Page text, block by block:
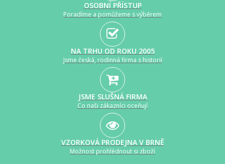
OSOBNÍ PŘÍSTUP
Poradíme a pomůžeme s výběrem
NA TRHU OD ROKU 2005
Jsme česká, rodinná firma s historií
JSME SLUŠNÁ FIRMA
Co naši zákazníci oceňují
VZORKOVÁ PRODEJNA V BRNĚ
Možnost prohlédnout si zboží